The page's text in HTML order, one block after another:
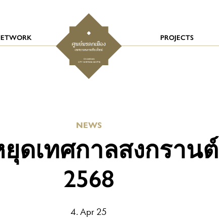
PROJECTS
NEWS
ดเทศกาลสงกรานต์
2568
4. Apr 25